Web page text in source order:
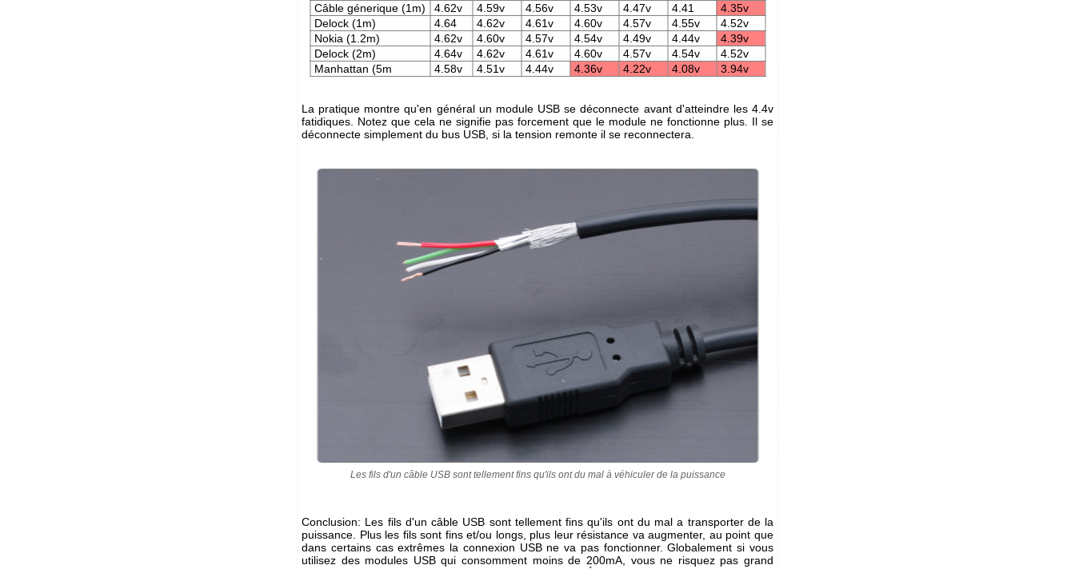
Câble génerique (1m)
4.62v 4.59v 4.56v 4.53v 4.47v 4.41
4.35v
Delock (1m)
4.64 4.62v 4.61v 4.60v 4.57v 4.55v
4.52v
Nokia (1.2m)
4.62v 4.60v 4.57v 4.54v 4.49v 4.44v
4.39v
Delock (2m)
4.64v 4.62v 4.61v 4.60v 4.57v 4.54v
4.52v
Manhattan (5m
4.58v 4.51v 4.44v 4.36v 4.22v 4.08v 3.94v
La pratique montre qu'en général un module USB se déconnecte avant d'atteindre les 4.4v
fatidiques. Notez que cela ne signifie pas forcement que le module ne fonctionne plus. Il se
déconnecte simplement du bus USB, si la tension remonte il se reconnectera.
Les fils d'un câble USB sont tellement fins qu'ils ont du mal à véhiculer de la puissance
Conclusion: Les fils d'un câble USB sont tellement fins qu'ils ont du mal a transporter de la
puissance. Plus les fils sont fins et/ou longs, plus leur résistance va augmenter, au point que
dans certains cas extrêmes la connexion USB ne va pas fonctionner. Globalement si vous
utilisez des modules USB qui consomment moins de 200mA, vous ne risquez pas grand